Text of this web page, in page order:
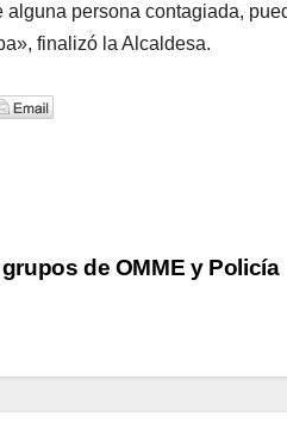
alguna persona contagiada,
finalizó la Alcaldesa.
de OMME y Policía